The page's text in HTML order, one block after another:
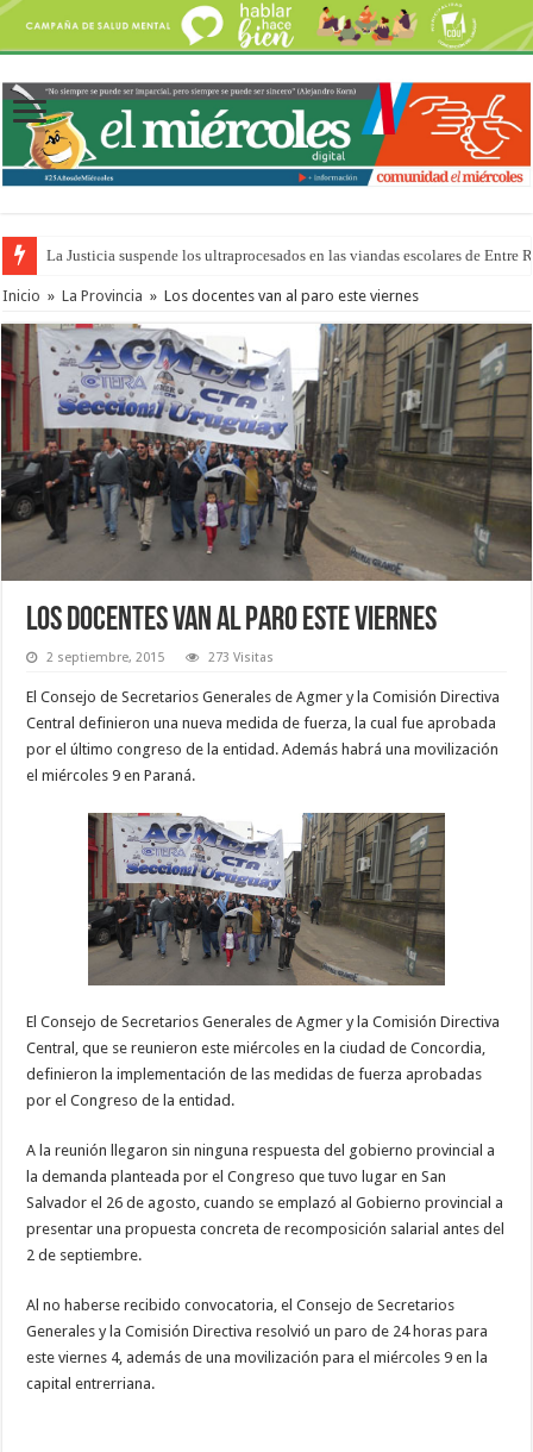
La Justicia suspende los ultraprocesados en las viandas escolares de Entre
Inicio » La Provincia » Los docentes van al paro este viernes
Los docentes van al paro este viernes
2 septiembre, 2015 273 Visitas
El Consejo de Secretarios Generales de Agmer y la Comisión Directiva
Central definieron una nueva medida de fuerza, la cual fue aprobada
por el último congreso de la entidad. Además habrá una movilización
el miércoles 9 en Paraná.
El Consejo de Secretarios Generales de Agmer y la Comisión Directiva
Central, que se reunieron este miércoles en la ciudad de Concordia,
definieron la implementación de las medidas de fuerza aprobadas
por el Congreso de la entidad.
A la reunión llegaron sin ninguna respuesta del gobierno provincial a
la demanda planteada por el Congreso que tuvo lugar en San
Salvador el 26 de agosto, cuando se emplazó al Gobierno provincial a
presentar una propuesta concreta de recomposición salarial antes del
2 de septiembre.
Al no haberse recibido convocatoria, el Consejo de Secretarios
Generales y la Comisión Directiva resolvió un paro de 24 horas para
este viernes 4, además de una movilización para el miércoles 9 en la
capital entrerriana.